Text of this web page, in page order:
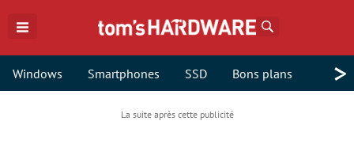
Windows Smartphones SSD Bons plans >